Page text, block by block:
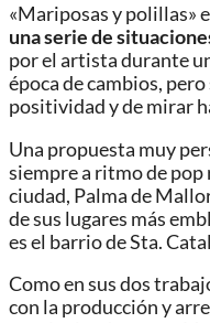
«Mariposas y polillas»
una serie de
por el artista durante
época de cambios,
positividad y de mirar
Una propuesta muy
siempre a ritmo de pop
ciudad, Palma de
de sus lugares más
es el barrio de Sta.
Como en sus dos
con la producción y